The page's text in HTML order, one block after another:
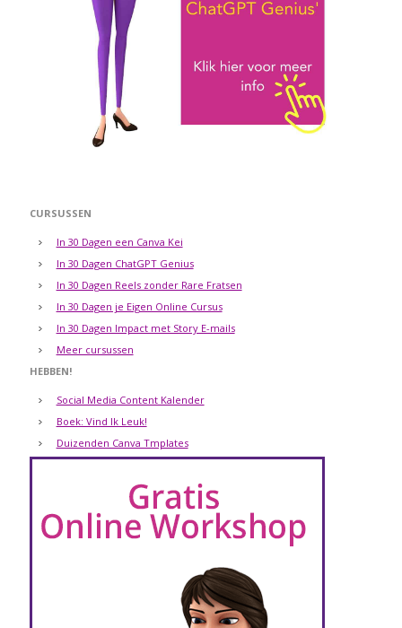
CURSUSSEN
In 30 Dagen een Canva Kei
In 30 Dagen ChatGPT Genius
In 30 Dagen Reels zonder Rare Fratsen
In 30 Dagen je Eigen Online Cursus
In 30 Dagen Impact met Story E-mails
Meer cursussen
HEBBEN!
Social Media Content Kalender
Boek: Vind Ik Leuk!
Duizenden Canva Tmplates